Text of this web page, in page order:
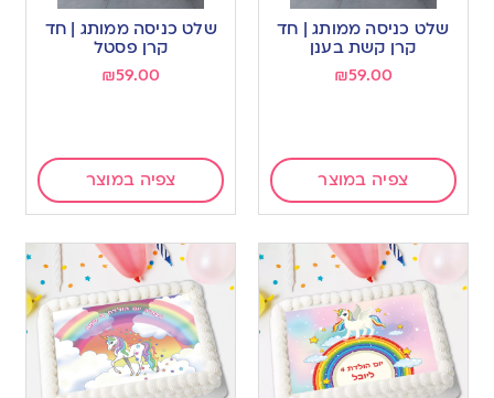
שלט כניסה ממותג | חד
קרן קשת בענן
₪59.00
צפיה במוצר
שלט כניסה ממותג | חד
קרן פסטל
₪59.00
צפיה במוצר